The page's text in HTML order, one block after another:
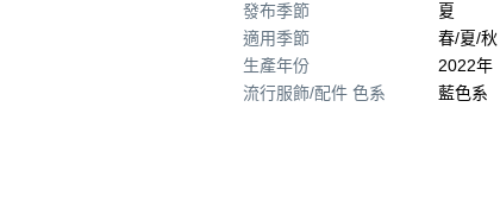
發布季節
夏
適用季節
春/夏/秋
生產年份
2022年
流行服飾/配件 色系
藍色系